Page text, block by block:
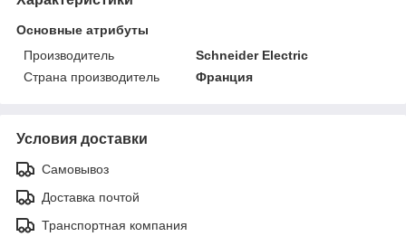
Основные атрибуты
Производитель
Schneider Electric
Страна производитель
Франция
Условия доставки
Самовывоз
Доставка почтой
Транспортная компания